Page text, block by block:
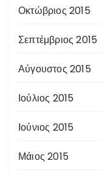
Οκτώβριος 2015
Σεπτέμβριος 2015
Αύγουστος 2015
Ιούλιος 2015
Ιούνιος 2015
Μάιος 2015